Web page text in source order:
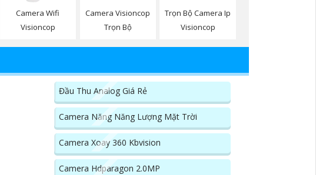
Camera Wifi
Visioncop
Camera Visioncop
Trọn Bộ
Trọn Bộ Camera Ip
Visioncop
Đầu Thu Analog Giá Rẻ
Camera Năng Năng Lượng Mặt Trời
Camera Xoay 360 Kbvision
Camera Hdparagon 2.0MP